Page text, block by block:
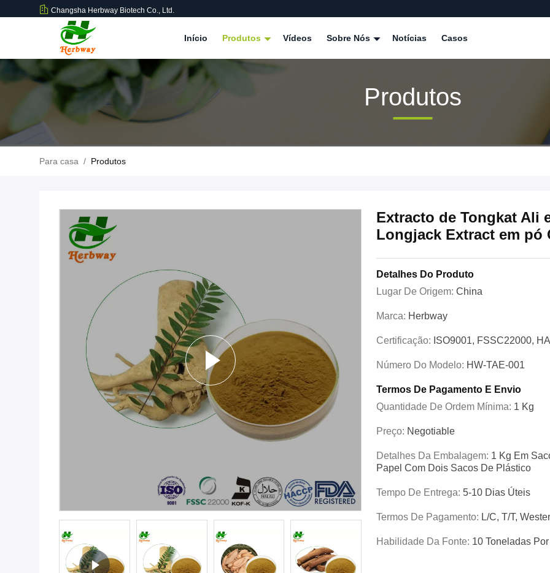
Changsha Herbway Biotech Co., Ltd.
Início Produtos Vídeos Sobre Nós Notícias Casos
Produtos
Para casa / Produtos
Extracto de Tongkat Ali
Longjack Extract em pó
Detalhes Do Produto
Lugar De Origem: China
Marca: Herbway
Certificação: ISO9001, FSSC22000,
Número Do Modelo: HW-TAE-001
Termos De Pagamento E Envio
Quantidade De Ordem Mínima: 1 Kg
Preço: Negotiable
Detalhes Da Embalagem: 1 Kg Em
Papel Com Dois Sacos De Plástico
Tempo De Entrega: 5-10 Dias Úteis
Termos De Pagamento: L/C, T/T,
Habilidade Da Fonte: 10 Toneladas